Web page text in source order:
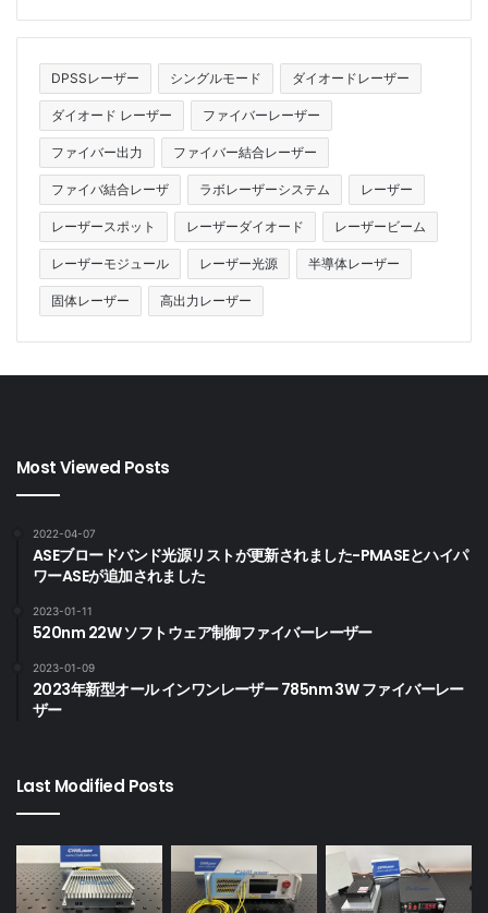
DPSSレーザー シングルモード ダイオードレーザー
ダイオード レーザー ファイバーレーザー
ファイバー出力 ファイバー結合レーザー
ファイバ結合レーザ ラボレーザーシステム レーザー
レーザースポット レーザーダイオード レーザービーム
レーザーモジュール レーザー光源 半導体レーザー
固体レーザー 高出力レーザー
Most Viewed Posts
2022-04-07
ASEブロードバンド光源リストが更新されました-PMASEとハイパ
ワーASEが追加されました
2023-01-11
520nm 22W ソフトウェア制御ファイバーレーザー
2023-01-09
2023年新型オール インワンレーザー 785nm 3W ファイバーレー
ザー
Last Modified Posts